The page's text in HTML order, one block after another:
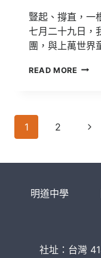
豎起、撐直，一
七月二十九日，
團，與上萬世界
READ MORE 2015
童
Page
navigation
1 2
Next
明道中學
社址：台灣